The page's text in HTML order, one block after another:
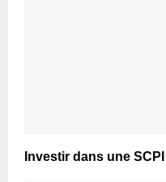
Investir dans une